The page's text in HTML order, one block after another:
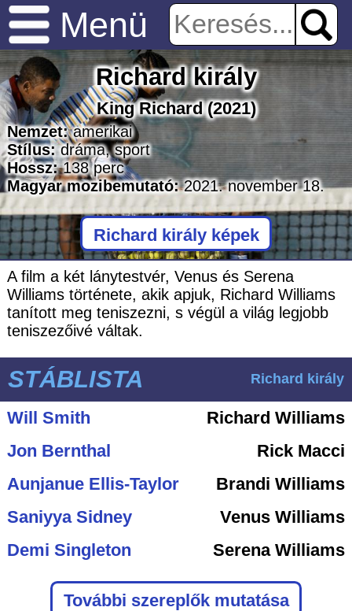
Menü
Richard király
King Richard(2021)
Nemzet: amerikai
Stílus: dráma,sport
Hossz: 138perc
Magyar mozibemutató:2021. november 18.
Richard király képek
A film a két lánytestvér, Venus és Serena
Williams története, akik apjuk, Richard Williams
tanított meg teniszezni, s végül a világ legjobb
teniszezőivé váltak.
STÁBLISTA Richard király
Will Smith
Richard Williams
Jon Bernthal
Rick Macci
Aunjanue Ellis-Taylor
Brandi Williams
Saniyya Sidney
Venus Williams
Demi Singleton
Serena Williams
További szereplők mutatása